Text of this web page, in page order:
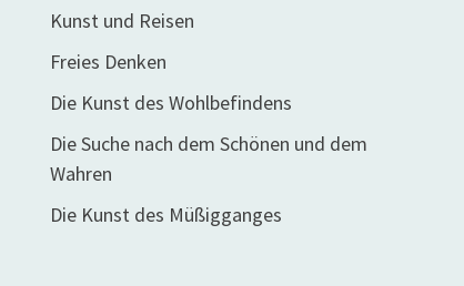
Kunst und Reisen
Freies Denken
Die Kunst des Wohlbefindens
Die Suche nach dem Schönen und dem
Wahren
Die Kunst des Müßigganges